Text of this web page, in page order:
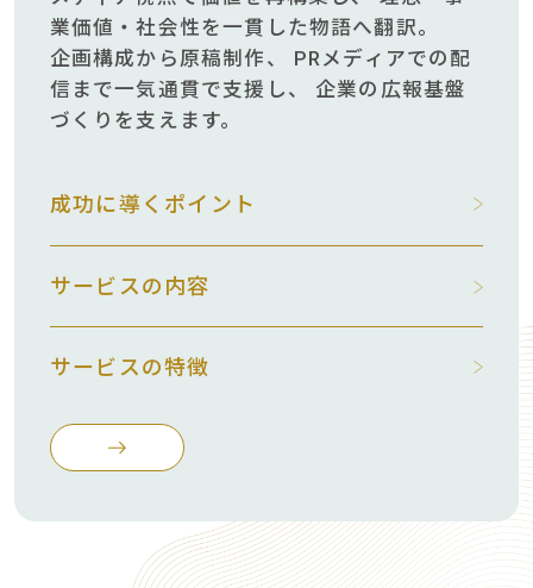
業価値・社会性を一貫した物語へ翻訳。
企画構成から原稿制作、
PRメディアでの配
信まで一気通貫で支援し、
企業の広報基盤
づくりを支えます。
成功に導くポイント
サービスの内容
サービスの特徴